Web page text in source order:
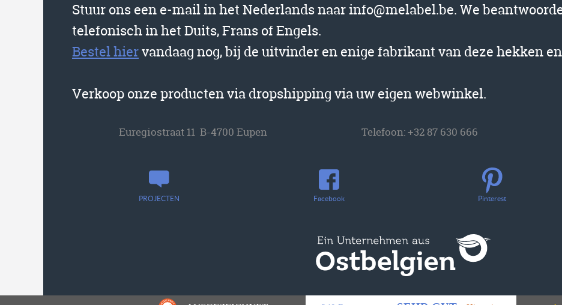
Stuur ons een e-mail in het Nederlands naar info@melabel.be. We
telefonisch in het Duits, Frans of Engels.
Bestel hiervandaag nog, bij de uitvinder en enige fabrikant van deze hekken
Verkoop onze producten via dropshipping via uw eigen webwinkel.
Euregiostraat 11 B-4700 Eupen Telefoon:+32 87 630 666
PROJECTEN Facebook Pinterest